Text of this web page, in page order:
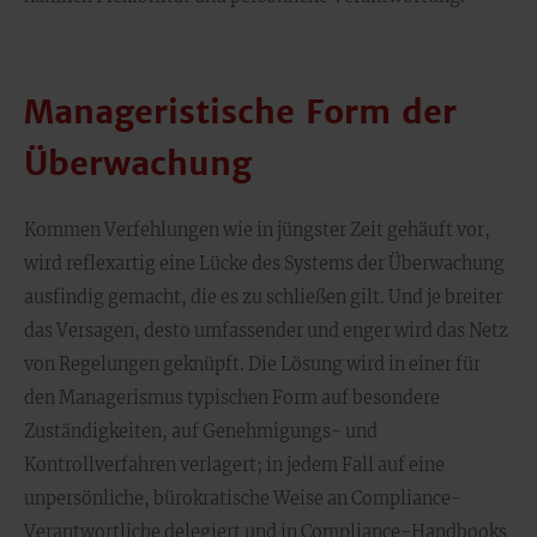
Manageristische Form der
Überwachung
Kommen Verfehlungen wie in jüngster Zeit gehäuft vor,
wird reflexartig eine Lücke des Systems der Überwachung
ausfindig gemacht, die es zu schließen gilt. Und je breiter
das Versagen, desto umfassender und enger wird das Netz
von Regelungen geknüpft. Die Lösung wird in einer für
den Managerismus typischen Form auf besondere
Zuständigkeiten, auf Genehmigungs- und
Kontrollverfahren verlagert; in jedem Fall auf eine
unpersönliche, bürokratische Weise an Compliance-
Verantwortliche delegiert und in Compliance-Handbooks